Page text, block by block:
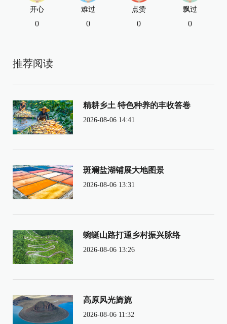
开心
0
难过
0
点赞
0
飘过
0
推荐阅读
精耕乡土 特色种养的丰收答卷
2026-08-06 14:41
斑斓盐湖铺展大地图景
2026-08-06 13:31
蜿蜒山路打通乡村振兴脉络
2026-08-06 13:26
高原风光旖旎
2026-08-06 11:32